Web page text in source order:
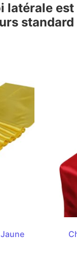
latérale